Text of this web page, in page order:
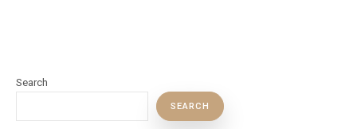
Search
SEARCH